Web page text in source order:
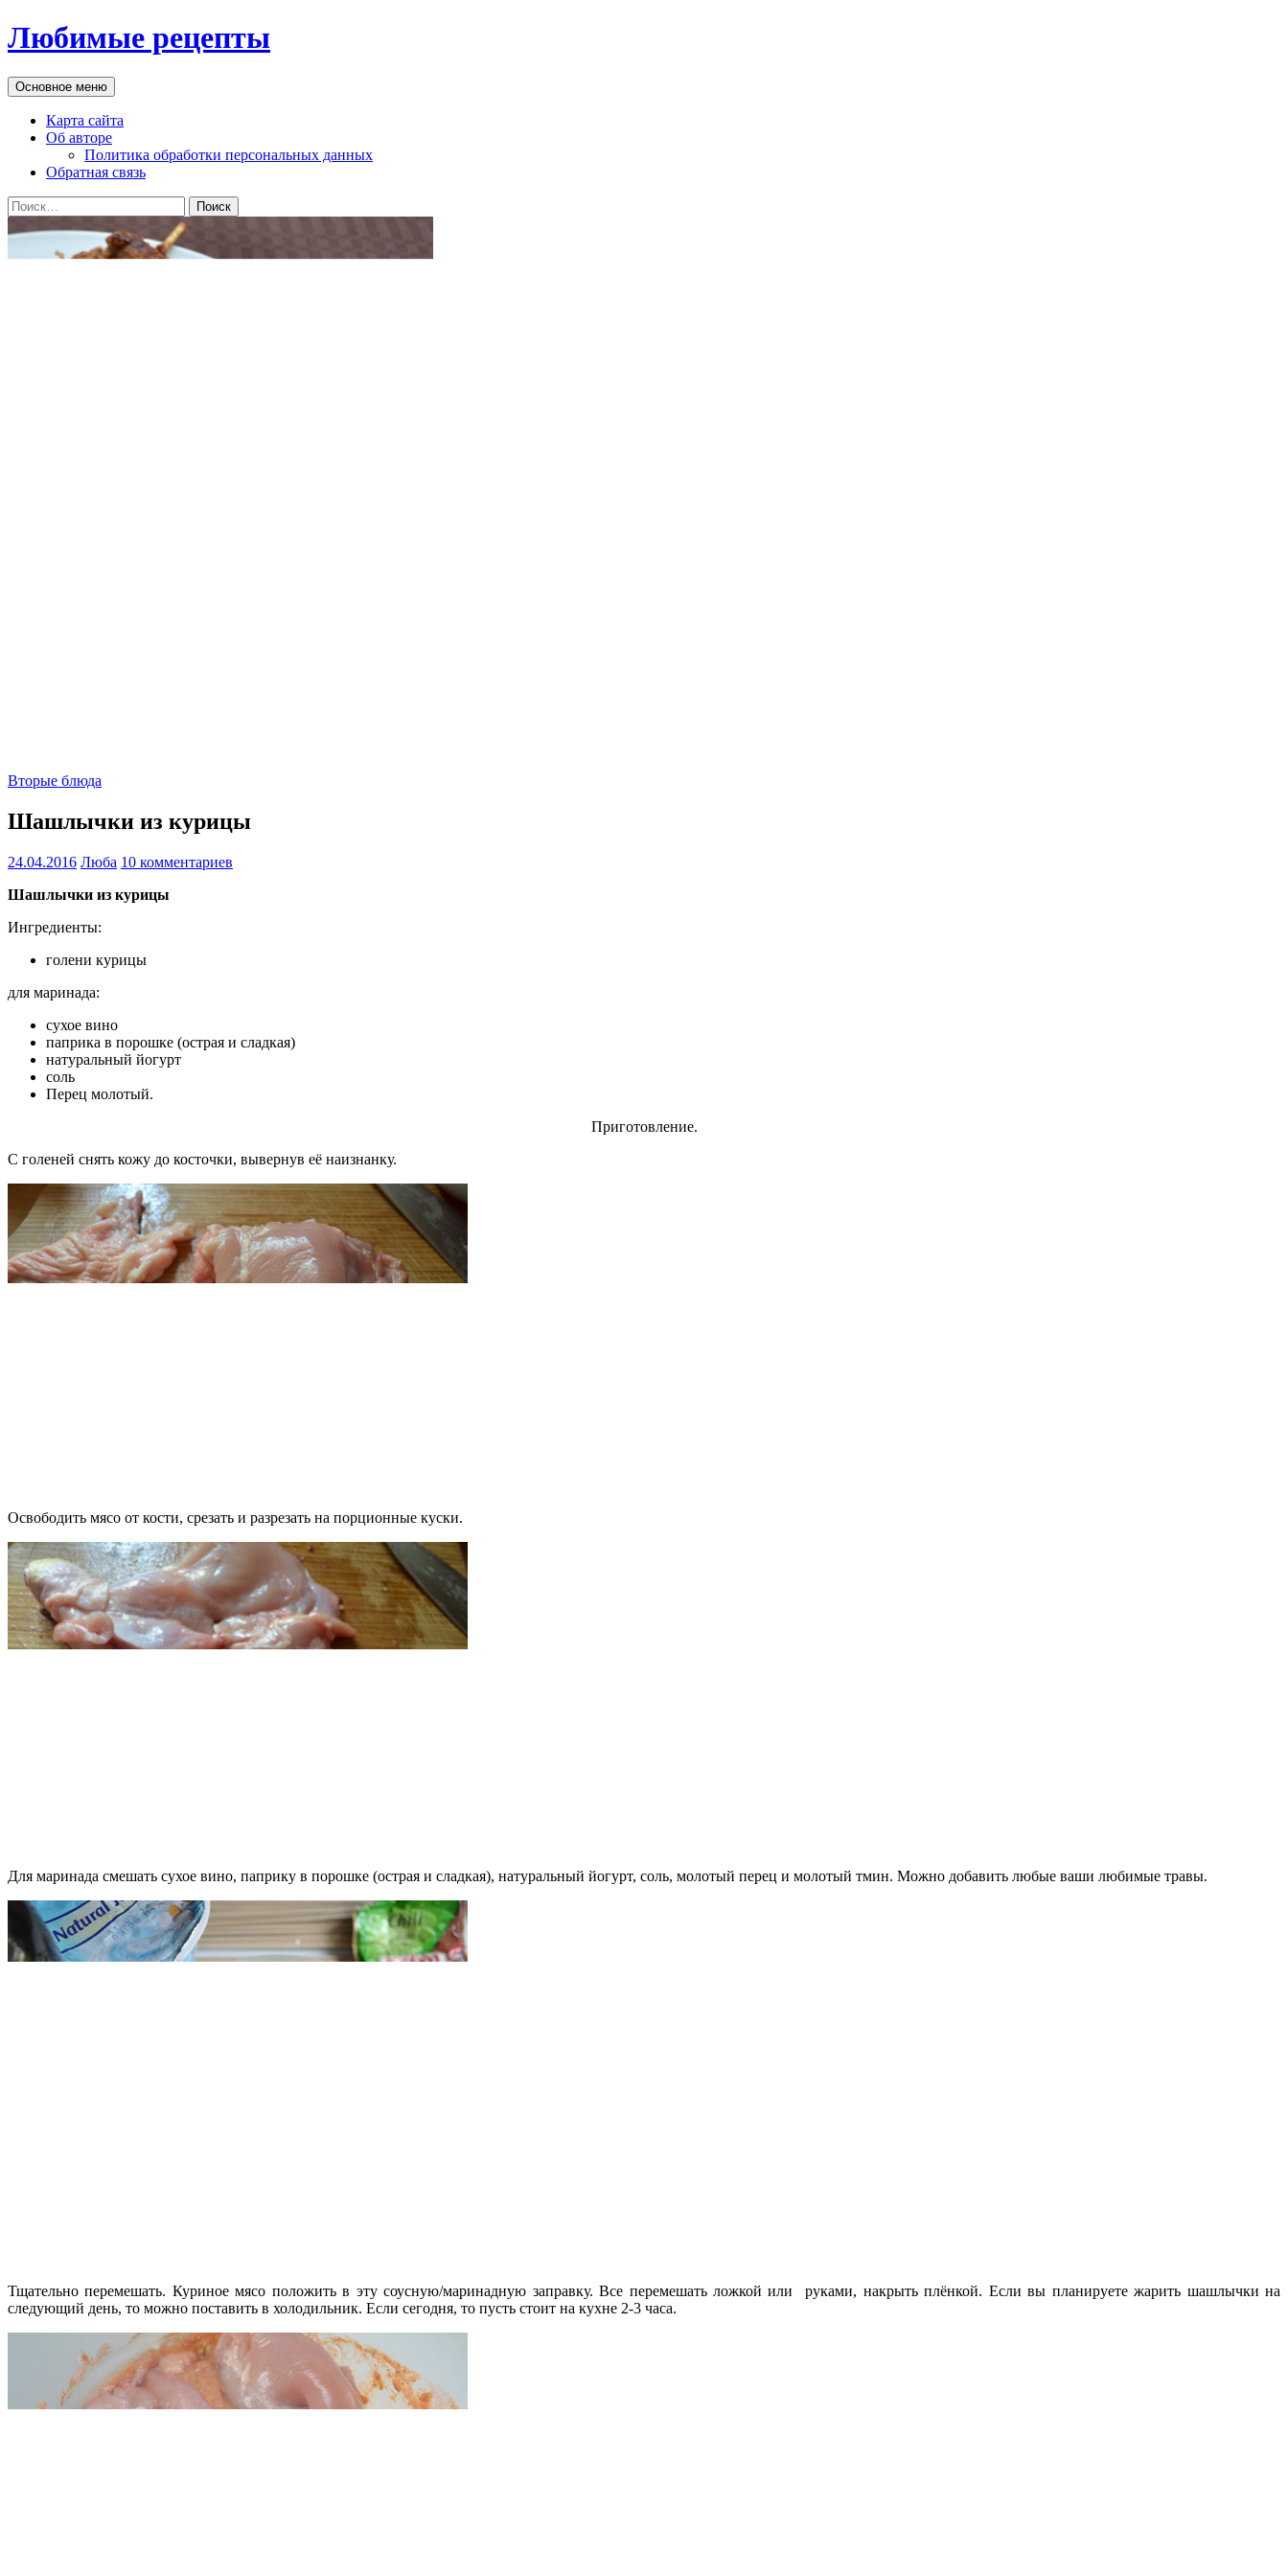
Перейти
к
Любимые рецепты
Поиск
Основное меню
Карта сайта
Об авторе
Политика обработки персональных данных
Обратная связь
Найти:
Вторые блюда
Шашлычки из курицы
24.04.2016 Люба 10 комментариев
Шашлычки из курицы
Ингредиенты:
голени курицы
для маринада:
сухое вино
паприка в порошке (острая и сладкая)
натуральный йогурт
соль
Перец молотый.
Приготовление.
С голеней снять кожу до косточки, вывернув её наизнанку.
Освободить мясо от кости, срезать и разрезать на порционные куски.
Для маринада смешать сухое вино, паприку в порошке (острая и сладкая), натуральный йогурт, соль, молотый перец и молотый тмин. Можно добавить любые ваши любимые травы.
Тщательно перемешать. Куриное мясо положить в эту соусную/маринадную заправку. Все перемешать ложкой или руками, накрыть плёнкой. Если вы планируете жарить шашлычки на
следующий день, то можно поставить в холодильник. Если сегодня, то пусть стоит на кухне 2-3 часа.